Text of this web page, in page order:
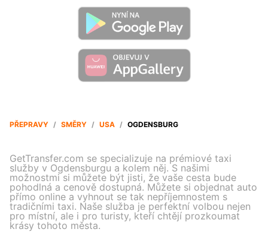
PŘEPRAVY / SMĚRY / USA / OGDENSBURG
GetTransfer.com se specializuje na prémiové taxi
služby v Ogdensburgu a kolem něj. S našimi
možnostmi si můžete být jisti, že vaše cesta bude
pohodlná a cenově dostupná. Můžete si objednat auto
přímo online a vyhnout se tak nepříjemnostem s
tradičními taxi. Naše služba je perfektní volbou nejen
pro místní, ale i pro turisty, kteří chtějí prozkoumat
krásy tohoto města.